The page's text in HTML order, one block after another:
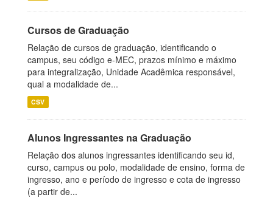
Cursos de Graduação
Relação de cursos de graduação, identificando o
campus, seu código e-MEC, prazos mínimo e máximo
para integralização, Unidade Acadêmica responsável,
qual a modalidade de...
CSV
Alunos Ingressantes na Graduação
Relação dos alunos ingressantes identificando seu id,
curso, campus ou polo, modalidade de ensino, forma de
ingresso, ano e período de ingresso e cota de ingresso
(a partir de...